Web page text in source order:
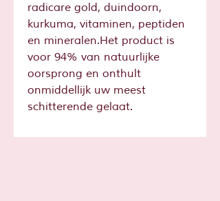
radicare gold, duindoorn,
kurkuma, vitaminen, peptiden
en mineralen.Het product is
voor 94% van natuurlijke
oorsprong en onthult
onmiddellijk uw meest
schitterende gelaat.